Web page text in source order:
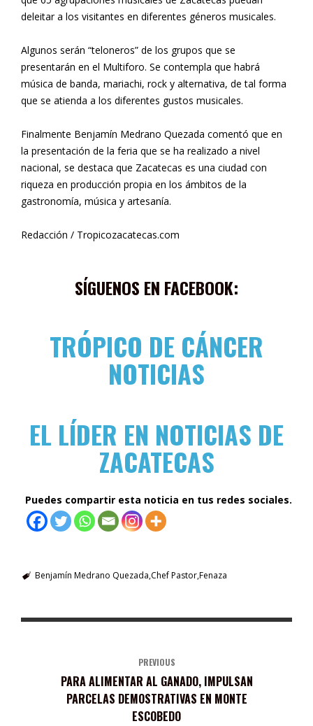
deleitar a los visitantes en diferentes géneros musicales.
Algunos serán “teloneros” de los grupos que se
presentarán en el Multiforo. Se contempla que habrá
música de banda, mariachi, rock y alternativa, de tal forma
que se atienda a los diferentes gustos musicales.
Finalmente Benjamín Medrano Quezada comentó que en
la presentación de la feria que se ha realizado a nivel
nacional, se destaca que Zacatecas es una ciudad con
riqueza en producción propia en los ámbitos de la
gastronomía, música y artesanía.
Redacción / Tropicozacatecas.com
SÍGUENOS EN FACEBOOK:
TRÓPICO DE CÁNCER
NOTICIAS
EL LÍDER EN NOTICIAS DE
ZACATECAS
Puedes compartir esta noticia en tus redes sociales.
Benjamín Medrano Quezada Chef PastorFenaza
PREVIOUS
PARA ALIMENTAR AL GANADO, IMPULSAN
PARCELAS DEMOSTRATIVAS EN MONTE
ESCOBEDO